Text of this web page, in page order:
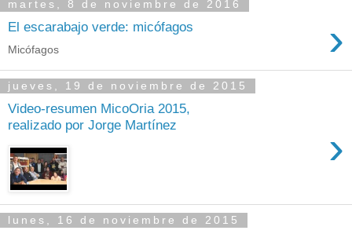
martes, 8 de noviembre de 2016
El escarabajo verde: micófagos ›
Micófagos
jueves, 19 de noviembre de 2015
Video-resumen MicoOria 2015,
realizado por Jorge Martínez
›
lunes, 16 de noviembre de 2015